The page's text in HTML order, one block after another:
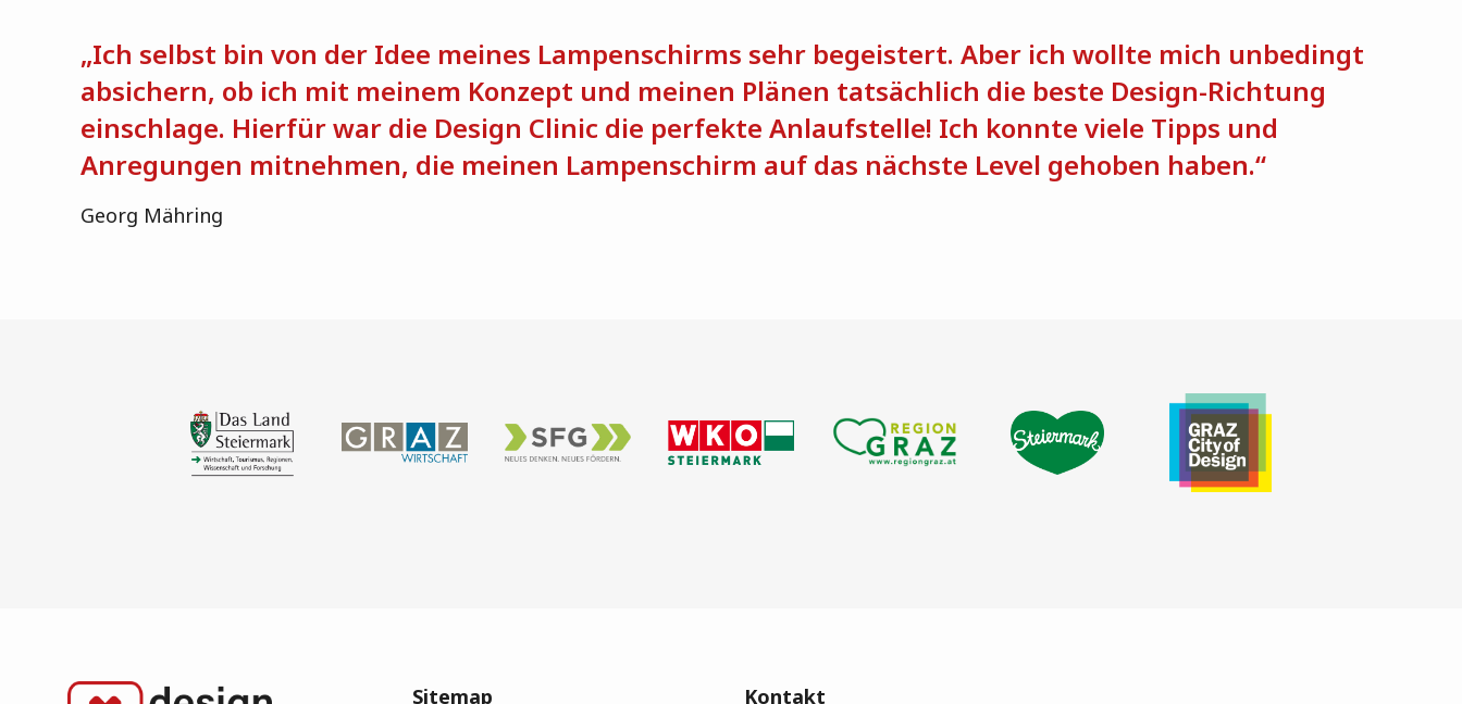
„Ich selbst bin von der Idee meines Lampenschirms sehr begeistert. Aber ich wollte mich unbedingt
absichern, ob ich mit meinem Konzept und meinen Plänen tatsächlich die beste Design-Richtung
einschlage. Hierfür war die Design Clinic die perfekte Anlaufstelle! Ich konnte viele Tipps und
Anregungen mitnehmen, die meinen Lampenschirm auf das nächste Level gehoben haben.“
Georg Mähring
Sitemap Kontakt